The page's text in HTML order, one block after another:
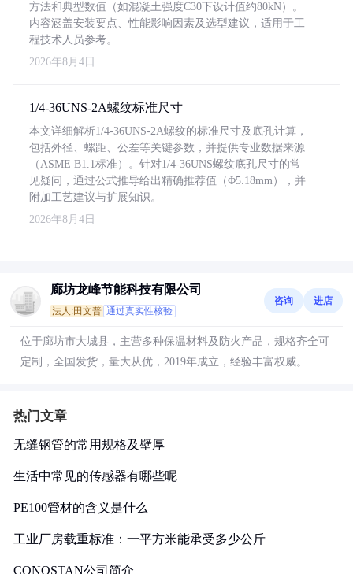
方法和典型数值（如混凝土强度C30下设计值约80kN）。
内容涵盖安装要点、性能影响因素及选型建议，适用于工
程技术人员参考。
2026年8月4日
1/4-36UNS-2A螺纹标准尺寸
本文详细解析1/4-36UNS-2A螺纹的标准尺寸及底孔计算，
包括外径、螺距、公差等关键参数，并提供专业数据来源
（ASME B1.1标准）。针对1/4-36UNS螺纹底孔尺寸的常
见疑问，通过公式推导给出精确推荐值（Φ5.18mm），并
附加工艺建议与扩展知识。
2026年8月4日
廊坊龙峰节能科技有限公司
法人:田文普 通过真实性核验
咨询 进店
位于廊坊市大城县，主营多种保温材料及防火产品，规格齐全可
定制，全国发货，量大从优，2019年成立，经验丰富权威。
热门文章
无缝钢管的常用规格及壁厚
生活中常见的传感器有哪些呢
PE100管材的含义是什么
工业厂房载重标准：一平方米能承受多少公斤
CONOSTAN公司简介